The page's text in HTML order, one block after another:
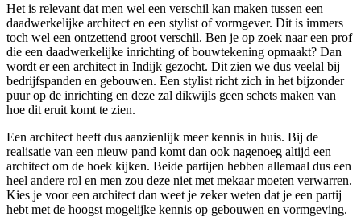
Het is relevant dat men wel een verschil kan maken tussen een
daadwerkelijke architect en een stylist of vormgever. Dit is immers
toch wel een ontzettend groot verschil. Ben je op zoek naar een prof
die een daadwerkelijke inrichting of bouwtekening opmaakt? Dan
wordt er een architect in Indijk gezocht. Dit zien we dus veelal bij
bedrijfspanden en gebouwen. Een stylist richt zich in het bijzonder
puur op de inrichting en deze zal dikwijls geen schets maken van
hoe dit eruit komt te zien.
Een architect heeft dus aanzienlijk meer kennis in huis. Bij de
realisatie van een nieuw pand komt dan ook nagenoeg altijd een
architect om de hoek kijken. Beide partijen hebben allemaal dus een
heel andere rol en men zou deze niet met mekaar moeten verwarren.
Kies je voor een architect dan weet je zeker weten dat je een partij
hebt met de hoogst mogelijke kennis op gebouwen en vormgeving.